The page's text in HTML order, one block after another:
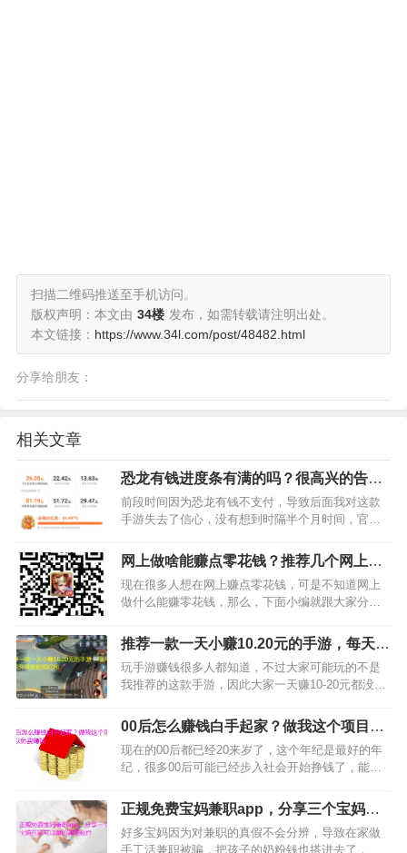
扫描二维码推送至手机访问。
版权声明：本文由 34楼 发布，如需转载请注明出处。
本文链接： https://www.34l.com/post/48482.html
分享给朋友：
相关文章
恐龙有钱进度条有满的吗？很高兴的告诉
大家我快满了
前段时间因为恐龙有钱不支付，导致后面我对这款
手游失去了信心，没有想到时隔半个月时间，官方
欲望。那么，最近看到大家都在咨询恐龙有钱进度
条有满的吗相关的问题。那么，作为一名老玩家，
我先跟大家说下，我认…
网上做啥能赚点零花钱？推荐几个网上赚
零花钱的方法
现在很多人想在网上赚点零花钱，可是不知道网上
做什么能赚零花钱，那么，下面小编就跟大家分享
网上赚钱。1、玩游戏赚钱网上赚零花钱的方法很
多，玩游戏赚钱只是其中一种。对于喜欢玩游戏的
人来说，建议下载王者…
推荐一款一天小赚10.20元的手游，每天养
恐龙升级就能领红包
玩手游赚钱很多人都知道，不过大家可能玩的不是
我推荐的这款手游，因此大家一天赚10-20元都没有
游，能让你少花很多时间就能赚到钱。那么，下面
小编马上跟大家分享一下我推荐的这款手游，叫做
全民养龙，只要…
00后怎么赚钱白手起家？做我这个项目可
以免费赚钱
现在的00后都已经20来岁了，这个年纪是最好的年
纪，很多00后可能已经步入社会开始挣钱了，能挣
目做。那么，00后怎么赚钱白手起家呢？在此小编
就给00后的朋友提供一个互联网赚钱的项目吧。下
面我给大…
正规免费宝妈兼职app，分享三个宝妈在
家可以做的兼职软件
好多宝妈因为对兼职的真假不会分辨，导致在家做
手工活兼职被骗，把孩子的奶粉钱也搭进去了，这